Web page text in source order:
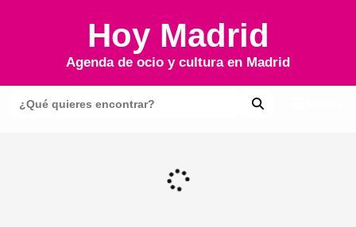
Hoy Madrid
Agenda de ocio y cultura en Madrid